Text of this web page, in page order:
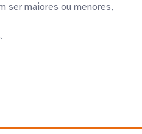
ser maiores ou menores,